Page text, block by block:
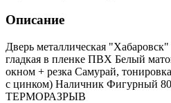
Описание
Дверь металлическая
гладкая в пленке ПВХ Белый
окном + резка Самурай,
с цинком) Наличник Фигурный
ТЕРМОРАЗРЫВ